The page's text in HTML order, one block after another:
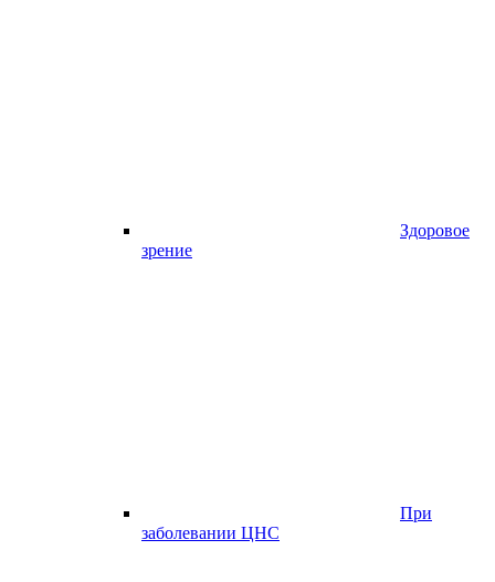
Здоровое
зрение
При
заболевании ЦНС